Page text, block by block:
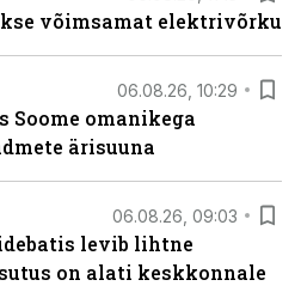
võimsamat elektrivõrku
06.08.26, 10:29
Soome omanikega
ärisuuna
06.08.26, 09:03
levib lihtne
on alati keskkonnale